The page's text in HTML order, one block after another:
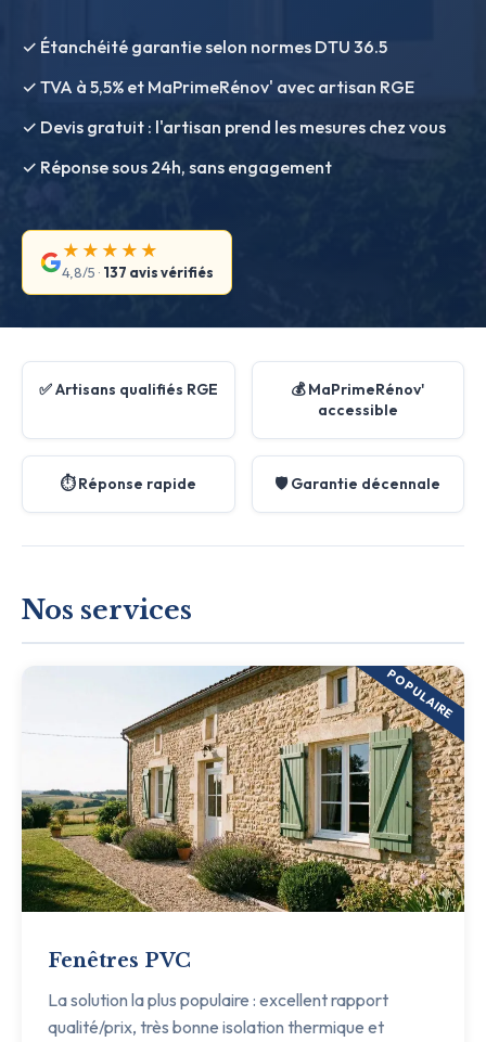
✓ Étanchéité garantie selon normes DTU 36.5
✓ TVA à 5,5% et MaPrimeRénov' avec artisan RGE
✓ Devis gratuit : l'artisan prend les mesures chez vous
✓ Réponse sous 24h, sans engagement
★★★★★
4,8/5 · 137 avis vérifiés
✅ Artisans qualifiés RGE
💰 MaPrimeRénov'
accessible
⏱️ Réponse rapide 🛡️ Garantie décennale
Nos services
POPULAIRE
Fenêtres PVC
La solution la plus populaire : excellent rapport
qualité/prix, très bonne isolation thermique et